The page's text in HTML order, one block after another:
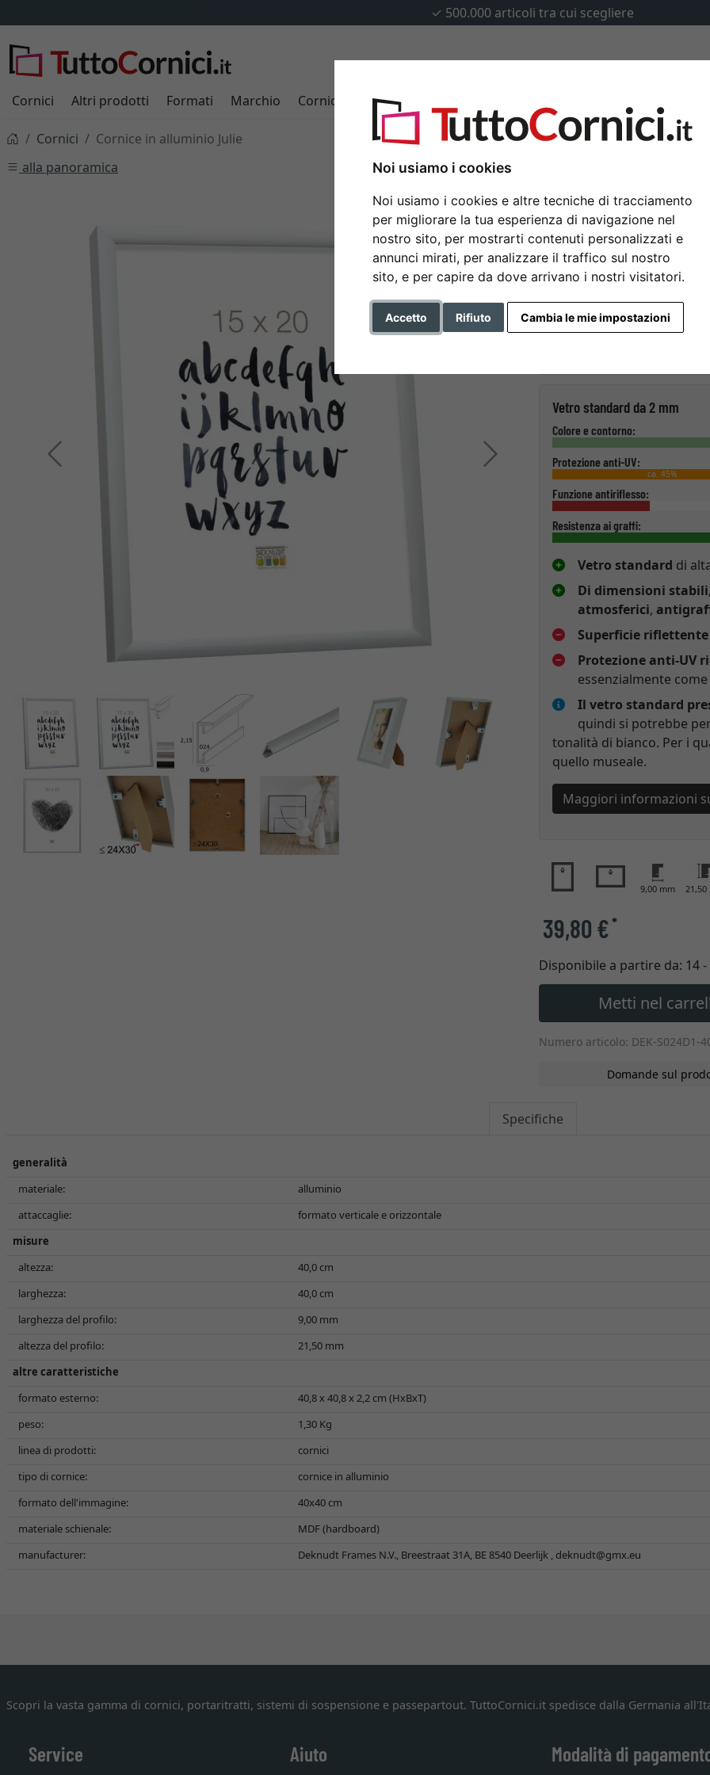
Noi usiamo i cookies
Noi usiamo i cookies e altre tecniche di tracciamento
per migliorare la tua esperienza di navigazione nel
nostro sito, per mostrarti contenuti personalizzati e
annunci mirati, per analizzare il traffico sul nostro
sito, e per capire da dove arrivano i nostri visitatori.
Accetto Rifiuto Cambia le mie impostazioni
✓ 500.000 articoli tra cui scegliere
Cornici Altri prodotti Formati Marchio Cornici su misura
Cornici
Cornice in alluminio Julie
alla panoramica
Indietro Avanti
Cornice in alluminio
40x40 cm | argento opaco |
Formato
Colore
Vetro standard da 2 mm
Colore e contorno:
Protezione anti-UV:
ca. 45%
Funzione antiriflesso:
Resistenza ai graffi:
Vetro standard di
Di dimensioni
atmosferici,
Superficie riflettente
Protezione anti-UV
essenzialmente
Il vetro standard
quindi si potrebbe
tonalità di bianco. Per i
quello museale.
Maggiori informazioni
9,00 mm 21,50
39,80 €*
Disponibile a partire da: 14
Metti nel
Numero articolo: DEK-S024D1-
Domande sul
Specifiche
generalità
materiale:
alluminio
attaccaglie:
formato verticale e orizzontale
misure
altezza:
40,0 cm
larghezza:
40,0 cm
larghezza del profilo:
9,00 mm
altezza del profilo:
21,50 mm
altre caratteristiche
formato esterno:
40,8 x 40,8 x 2,2 cm (HxBxT)
peso:
1,30 Kg
linea di prodotti:
cornici
tipo di cornice:
cornice in alluminio
formato dell'immagine:
40x40 cm
materiale schienale:
MDF (hardboard)
manufacturer:
Deknudt Frames N.V., Breestraat 31A, BE 8540 Deerlijk , deknudt@gmx.eu
Scopri la vasta gamma di cornici, portaritratti, sistemi di sospensione e passepartout. TuttoCornici.it spedisce dalla Germania
Service Aiuto Modalità di